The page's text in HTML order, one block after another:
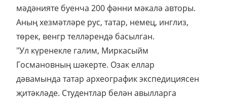
мәдәнияте буенча 200 фәнни мәкалә авторы.
Аның хезмәтләре рус, татар, немец, инглиз,
төрек, венгр телләрендә басылган.
"Ул күренекле галим, Миркасыйм
Госмановның шәкерте. Озак еллар
дәвамында татар археографик экспедициясен
җитәкләде. Студентлар белән авылларга